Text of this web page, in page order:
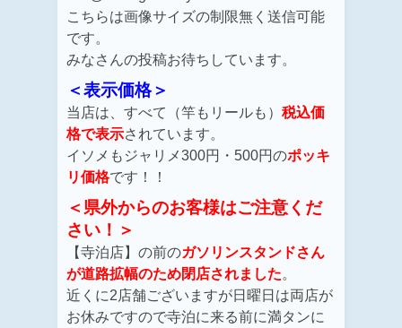
こちらは画像サイズの制限無く送信可能
です。
みなさんの投稿お待ちしています。
＜表示価格＞
当店は、すべて（竿もリールも） 税込価
格で表示されています。
イソメもジャリメ300円・500円のポッキ
リ価格です！！
＜県外からのお客様はご注意くだ
さい！＞
【寺泊店】の前のガソリンスタンドさん
が道路拡幅のため閉店されました。
近くに2店舗ございますが日曜日は両店が
お休みですので寺泊に来る前に満タンに